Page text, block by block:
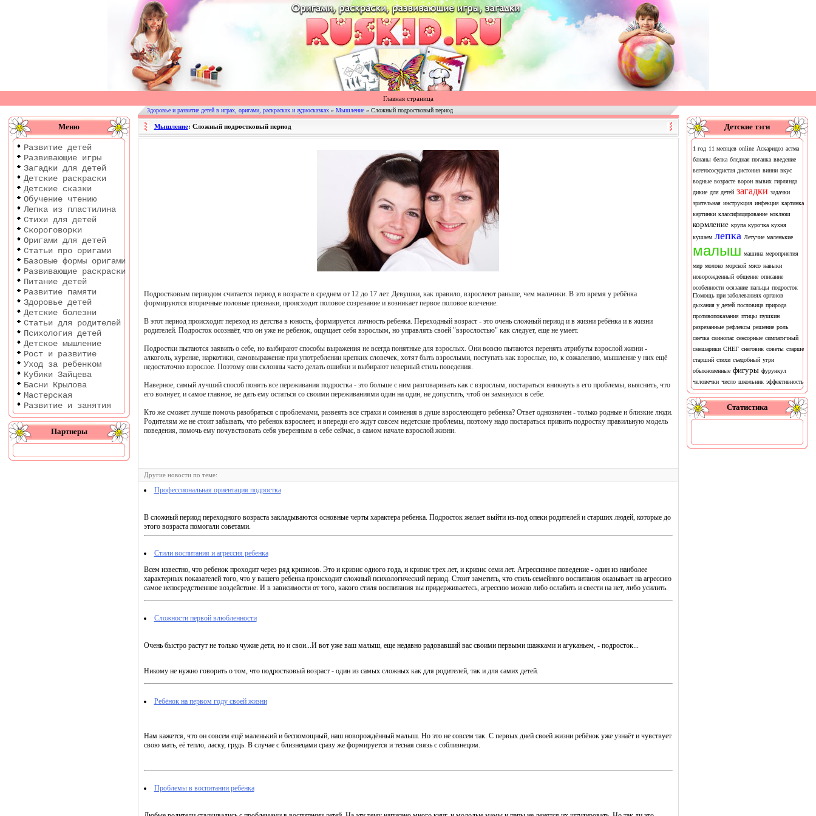
|
Раскраски
Развитие
детей
Главная страница
Меню
Развитие детей
Развивающие игры
Загадки для детей
Детские раскраски
Детские сказки
Обучение чтению
Лепка из пластилина
Стихи для детей
Скороговорки
Оригами для детей
Статьи про оригами
Базовые формы оригами
Развивающие раскраски
Питание детей
Развитие памяти
Здоровье детей
Детские болезни
Статьи для родителей
Психология детей
Детское мышление
Рост и развитие
Уход за ребенком
Кубики Зайцева
Басни Крылова
Мастерская
Развитие и занятия
Партнеры
Здоровье и развитие детей в играх, оригами, раскрасках и аудиосказках» Мышление» Сложный подростковый период
Мышление: Сложный подростковый период
Подростковым периодом считается период в возрасте в среднем от 12 до 17 лет. Девушки, как правило, взрослеют раньше, чем мальчики. В это время у ребёнка
формируются вторичные половые признаки, происходит половое созревание и возникает первое половое влечение.
В этот период происходит переход из детства в юность, формируется личность ребенка. Переходный возраст - это очень сложный период и в жизни ребёнка и в жизни
родителей. Подросток осознаёт, что он уже не ребенок, ощущает себя взрослым, но управлять своей "взрослостью" как следует, еще не умеет.
Подростки пытаются заявить о себе, но выбирают способы выражения не всегда понятные для взрослых. Они вовсю пытаются перенять атрибуты взрослой жизни -
алкоголь, курение, наркотики, самовыражение при употреблении крепких словечек, хотят быть взрослыми, поступать как взрослые, но, к сожалению, мышление у них ещё
недостаточно взрослое. Поэтому они склонны часто делать ошибки и выбирают неверный стиль поведения.
Наверное, самый лучший способ понять все переживания подростка - это больше с ним разговаривать как с взрослым, постараться вникнуть в его проблемы, выяснить, что
его волнует, и самое главное, не дать ему остаться со своими переживаниями один на один, не допустить, чтоб он замкнулся в себе.
Кто же сможет лучше помочь разобраться с проблемами, развеять все страхи и сомнения в душе взрослеющего ребенка? Ответ однозначен - только родные и близкие люди.
Родителям же не стоит забывать, что ребенок взрослеет, и впереди его ждут совсем недетские проблемы, поэтому надо постараться привить подростку правильную модель
поведения, помочь ему почувствовать себя уверенным в себе сейчас, в самом начале взрослой жизни.
Другие новости по теме:
Профессиональная ориентация подростка
В сложный период переходного возраста закладываются основные черты характера ребенка. Подросток желает выйти из-под опеки родителей и старших людей, которые до
этого возраста помогали советами.
Стили воспитания и агрессия ребенка
Всем известно, что ребенок проходит через ряд кризисов. Это и кризис одного года, и кризис трех лет, и кризис семи лет. Агрессивное поведение - один из наиболее
характерных показателей того, что у вашего ребенка происходит сложный психологический период. Стоит заметить, что стиль семейного воспитания оказывает на агрессию
самое непосредственное воздействие. И в зависимости от того, какого стиля воспитания вы придерживаетесь, агрессию можно либо ослабить и свести на нет, либо усилить.
Сложности первой влюбленности
Очень быстро растут не только чужие дети, но и свои...И вот уже ваш малыш, еще недавно радовавший вас своими первыми шажками и агуканьем, - подросток...
Никому не нужно говорить о том, что подростковый возраст - один из самых сложных как для родителей, так и для самих детей.
Ребёнок на первом году своей жизни
Нам кажется, что он совсем ещё маленький и беспомощный, наш новорождённый малыш. Но это не совсем так. С первых дней своей жизни ребёнок уже узнаёт и чувствует
свою мать, её тепло, ласку, грудь. В случае с близнецами сразу же формируется и тесная связь с соблизнецом.
Проблемы в воспитании ребёнка
Детские тэги
1 год 11 месяцев online Аскаридоз астма
бананы белка бледная поганка введение
вегетососудистая дистония винни вкус
водные возрасте ворон вывих гирлянда
дикие для детей загадки задачки
зрительная инструкция инфекция картинка
картинки классифицирование коклюш
кормление крупа курочка кухня
кушаем лепка Летучие маленькие
малыш машина мероприятия
мир молоко морской мясо навыки
новорожденный общение описание
особенности осязание пальцы подросток
Помощь при заболеваниях органов
дыхания у детей пословица природа
противопоказания птицы пушкин
разрезанные рефлексы решение роль
свечка свинопас сенсорные симпатичный
смешарики СНЕГ снеговик советы старше
старший стихи съедобный угри
обыкновенные фигуры фурункул
человечки число школьник эффективность
Статистика